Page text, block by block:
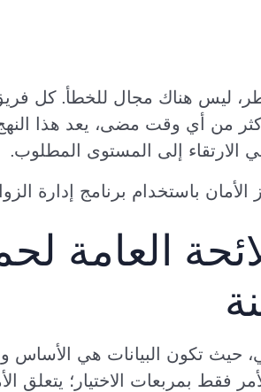
ليس هناك مجال للخطأ. كل
من أي وقت مضى، يعد هذا النهج
الارتقاء إلى المستوى المطلوب.
باستخدام برنامج إدارة
العامة
تكون البيانات هي الأساس
فقط بمربعات الاختيار؛ يتعلق